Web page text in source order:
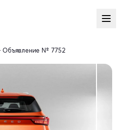
Объявление № 7752